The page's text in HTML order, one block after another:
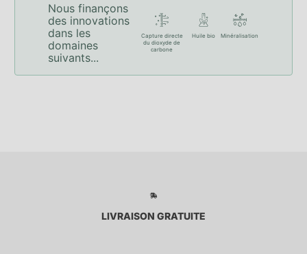
Nous finançons
des innovations
dans les
domaines
suivants...
Capture directe
du dioxyde de
carbone
Huile bio Minéralisation
LIVRAISON GRATUITE